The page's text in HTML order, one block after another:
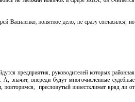
Василенко, понятное дело, не сразу согласился, но
предприятия, руководителей которых районная
значит, впереди будут многочисленные судебные
повторимся, пресловутый инвестклимат вряд ли от